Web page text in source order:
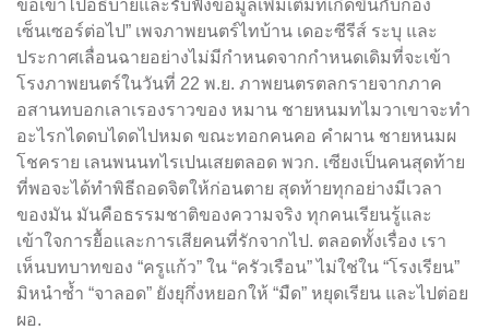
ขอเข้าไปอธิบายและรับฟังข้อมูลเพิ่มเติมที่เกิดขึ้นกับกอง
เซ็นเซอร์ต่อไป” เพจภาพยนตร์ไทบ้าน เดอะซีรีส์ ระบุ และ
ประกาศเลื่อนฉายอย่างไม่มีกำหนดจากกำหนดเดิมที่จะเข้า
โรงภาพยนตร์ในวันที่ 22 พ.ย. ภาพยนตรตลกรายจากภาค
อสานทบอกเลาเรองราวของ หมาน ชายหนมทไมวาเขาจะทำ
อะไรกไดดบไดดไปหมด ขณะทอกคนคอ คำผาน ชายหนมผ
โชคราย เลนพนนทไรเปนเสยตลอด พวก. เซียงเป็นคนสุดท้าย
ที่พอจะได้ทำพิธีถอดจิตให้ก่อนตาย สุดท้ายทุกอย่างมีเวลา
ของมัน มันคือธรรมชาติของความจริง ทุกคนเรียนรู้และ
เข้าใจการยื้อและการเสียคนที่รักจากไป. ตลอดทั้งเรื่อง เรา
เห็นบทบาทของ “ครูแก้ว” ใน “ครัวเรือน” ไม่ใช่ใน “โรงเรียน”
มิหนำซ้ำ “จาลอด” ยังยุกึ่งหยอกให้ “มืด” หยุดเรียน และไปต่อย
ผอ.